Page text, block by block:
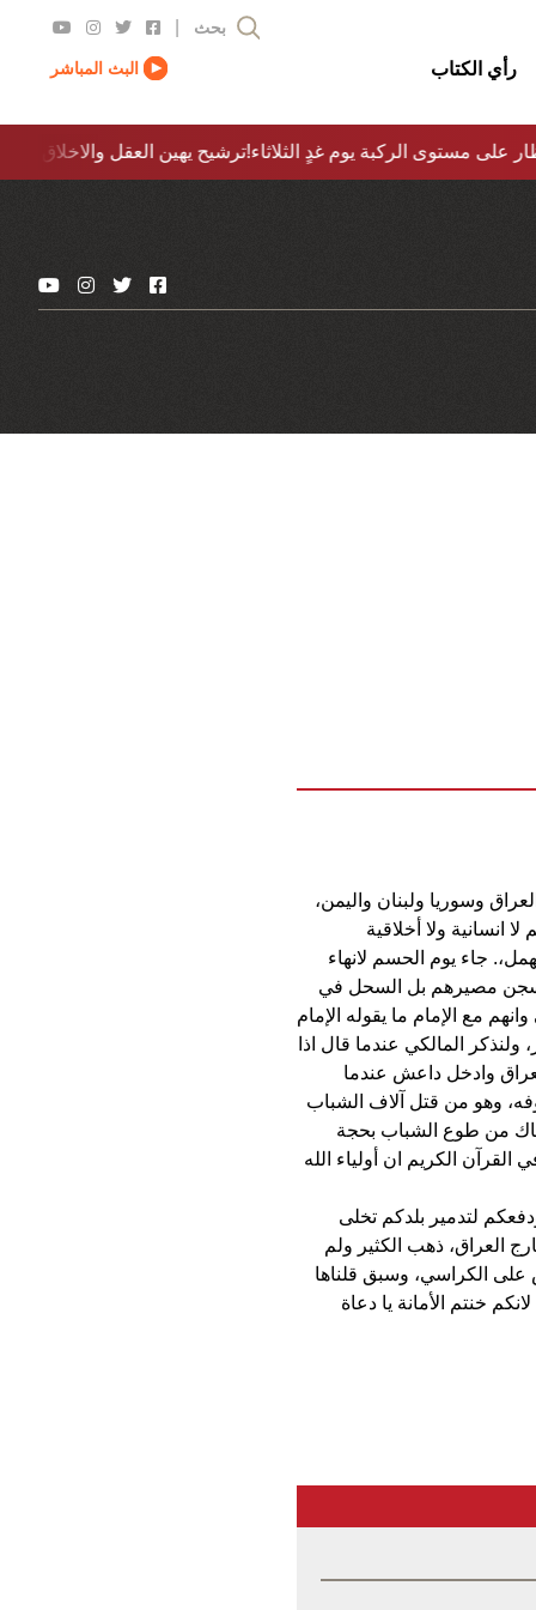
رأي الكتاب
بحث
البث المباشر
ترشيح يهين العقل والاخلاق والدولة…؟!على مستوى الركبة يوم غدٍ الثلاثاء
وسوريا ولبنان واليمن،
ولا أخلاقية
جاء يوم الحسم لانهاء
مصيرهم بل السحل في
مع الإمام ما يقوله الإمام
المالكي عندما قال اذا
وادخل داعش عندما
وهو من قتل آلاف الشباب
من طوع الشباب بحجة
الكريم ان أولياء الله
لتدمير بلدكم تخلى
العراق، ذهب الكثير ولم
على الكراسي، وسبق قلناها
خنتم الأمانة يا دعاة